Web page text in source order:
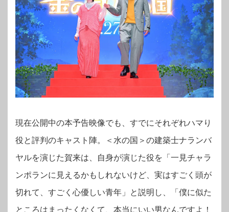
現在公開中の本予告映像でも、すでにそれぞれハマり
役と評判のキャスト陣。＜水の国＞の建築士ナランバ
ヤルを演じた賀来は、自身が演じた役を「一見チャラ
ンポランに見えるかもしれないけど、実はすごく頭が
切れて、すごく心優しい青年」と説明し、「僕に似た
ところはまったくなくて、本当にいい男なんですよ！